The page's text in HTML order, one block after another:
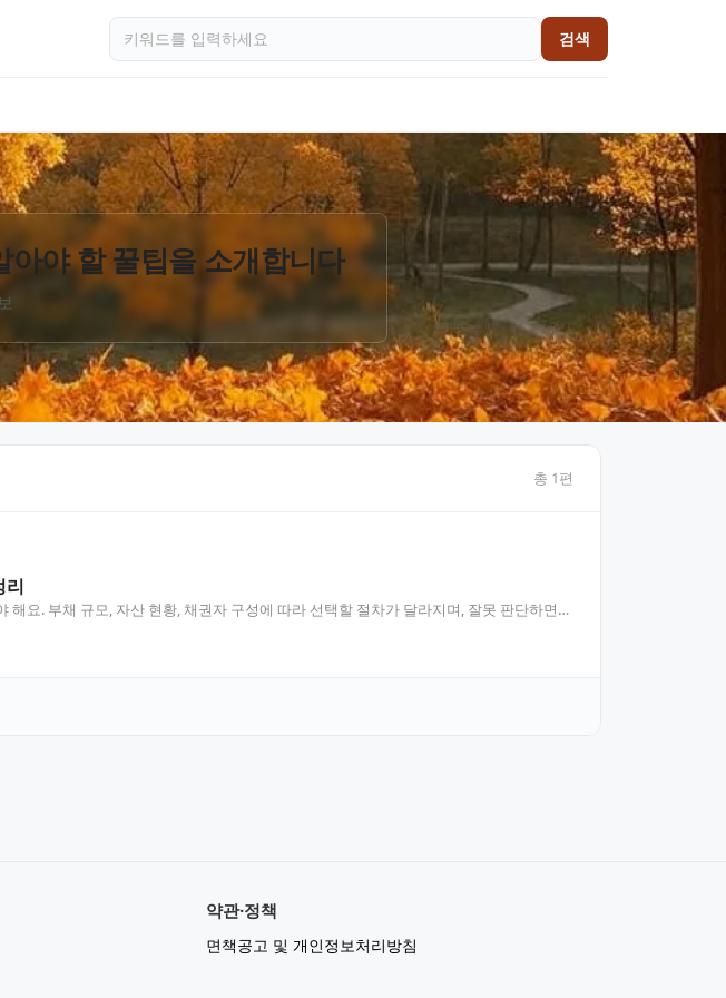
검색
야 할 꿀팁을 소개합니다
총 1편
리
요. 부채 규모, 자산 현황, 채권자 구성에 따라 선택할 절차가 달라지며, 잘못 판단하면
약관·정책
면책공고 및 개인정보처리방침